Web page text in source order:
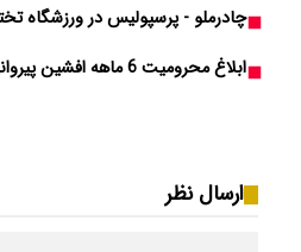
چادرملو - پرسپولیس در ورزشگاه
ابلاغ محرومیت 6 ماهه افشین پیروانی به باشگاه پرسپولیس
ارسال نظر